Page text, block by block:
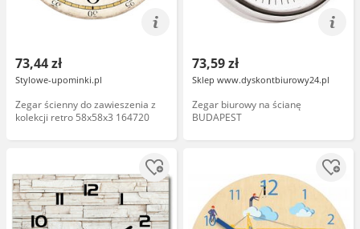
73,44 zł
Stylowe-upominki.pl
Zegar ścienny do zawieszenia z
kolekcji retro 58x58x3 164720
73,59 zł
Sklep www.dyskontbiurowy24.pl
Zegar biurowy na ścianę
BUDAPEST